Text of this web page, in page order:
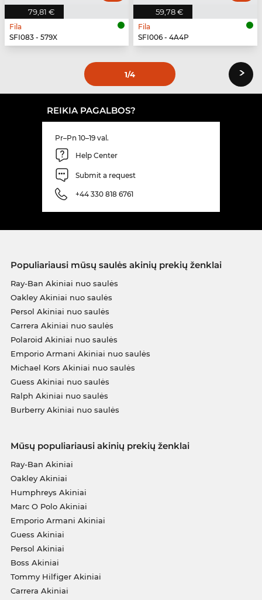
79,81 €
Fila
SFI083 - 579X
59,78 €
Fila
SFI006 - 4A4P
1/4 ›
REIKIA PAGALBOS?
Pr–Pn 10–19 val.
Help Center
Submit a request
+44 330 818 6761
Populiariausi mūsų saulės akinių prekių ženklai
Ray-Ban Akiniai nuo saulės
Oakley Akiniai nuo saulės
Persol Akiniai nuo saulės
Carrera Akiniai nuo saulės
Polaroid Akiniai nuo saulės
Emporio Armani Akiniai nuo saulės
Michael Kors Akiniai nuo saulės
Guess Akiniai nuo saulės
Ralph Akiniai nuo saulės
Burberry Akiniai nuo saulės
Mūsų populiariausi akinių prekių ženklai
Ray-Ban Akiniai
Oakley Akiniai
Humphreys Akiniai
Marc O Polo Akiniai
Emporio Armani Akiniai
Guess Akiniai
Persol Akiniai
Boss Akiniai
Tommy Hilfiger Akiniai
Carrera Akiniai